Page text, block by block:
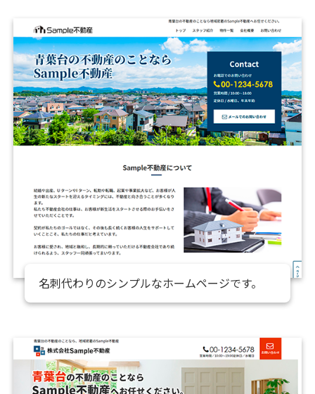
名刺代わりのシンプルなホームページです。